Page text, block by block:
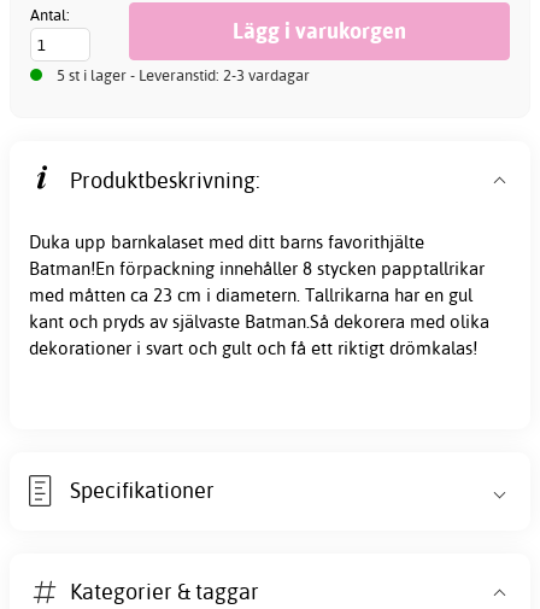
Antal:
5 st i lager - Leveranstid: 2-3 vardagar
Produktbeskrivning:
Duka upp barnkalaset med ditt barns favorithjälte
Batman!En förpackning innehåller 8 stycken papptallrikar
med måtten ca 23 cm i diametern. Tallrikarna har en gul
kant och pryds av självaste Batman.Så dekorera med olika
dekorationer i svart och gult och få ett riktigt drömkalas!
Specifikationer
Kategorier & taggar